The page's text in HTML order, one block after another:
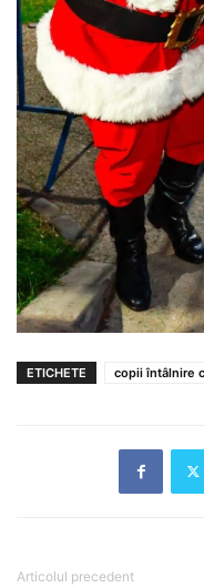
ETICHETE copii întâlnire
Articolul precedent